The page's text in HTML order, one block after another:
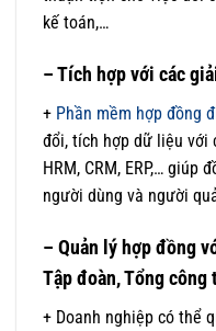
kế toán,…
– Tích hợp với các
+ Phần mềm hợp đồng
đổi, tích hợp dữ liệu với
HRM, CRM, ERP,… giúp
người dùng và người
– Quản lý hợp đồng
Tập đoàn, Tổng công
+ Doanh nghiệp có thể